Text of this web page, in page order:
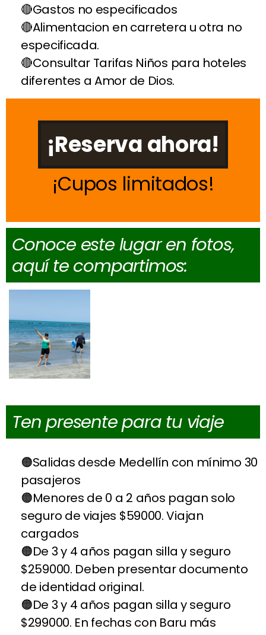
Gastos no especificados
Alimentacion en carretera u otra no
especificada.
Consultar Tarifas Niños para hoteles
diferentes a Amor de Dios.
¡Reserva ahora!
Cupos limitados
Conoce este lugar en fotos,
aquí te compartimos:
Ten presente para tu viaje
Salidas desde Medellín con mínimo 30
pasajeros
Menores de 0 a 2 años pagan solo
seguro de viajes $59000. Viajan
cargados
De 3 y 4 años pagan silla y seguro
$259000. Deben presentar documento
de identidad original.
De 3 y 4 años pagan silla y seguro
$299000. En fechas con Baru más